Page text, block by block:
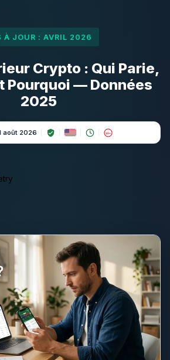
À JOUR : AVRIL 2026
Crypto : Qui Parie,
Pourquoi — Données
2025
août 2026 18+